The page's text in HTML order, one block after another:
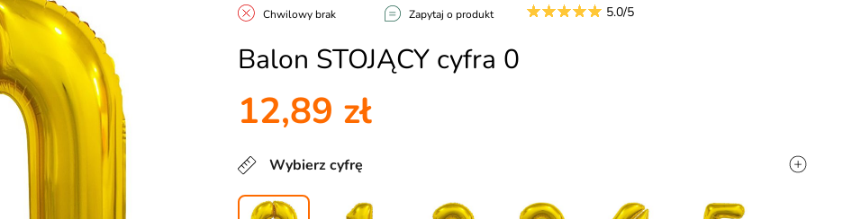
Balon STOJĄCY cyfra 0
Chwilowy brak Zapytaj o produkt 5.0/5
12,89 zł
Wybierz cyfrę